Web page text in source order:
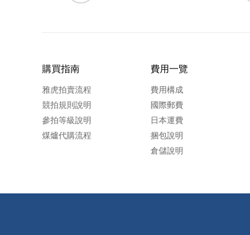
購買指南
雅虎拍賣流程
競拍規則說明
參拍等級說明
煤爐代購流程
費用一覽
費用構成
國際郵費
日本運費
捆包說明
倉儲說明